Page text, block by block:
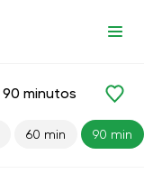
minutos
60 min 90 min